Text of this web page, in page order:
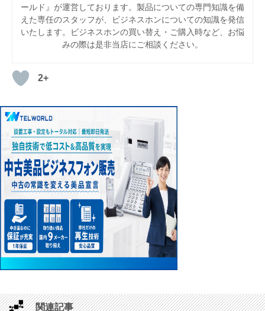
ールド』が運営しております。製品についての専門知識を備
えた専任のスタッフが、ビジネスホンについての知識を発信
いたします。ビジネスホンの買い替え・ご購入時など、お悩
みの際は是非当店にご相談ください。
2+
関連記事